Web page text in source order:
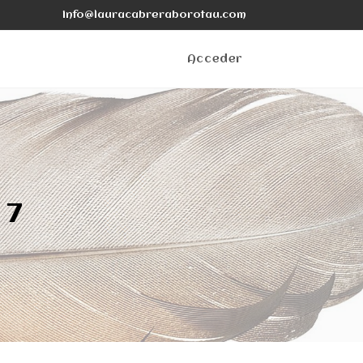
info@lauracabreraborotau.com
Acceder
7